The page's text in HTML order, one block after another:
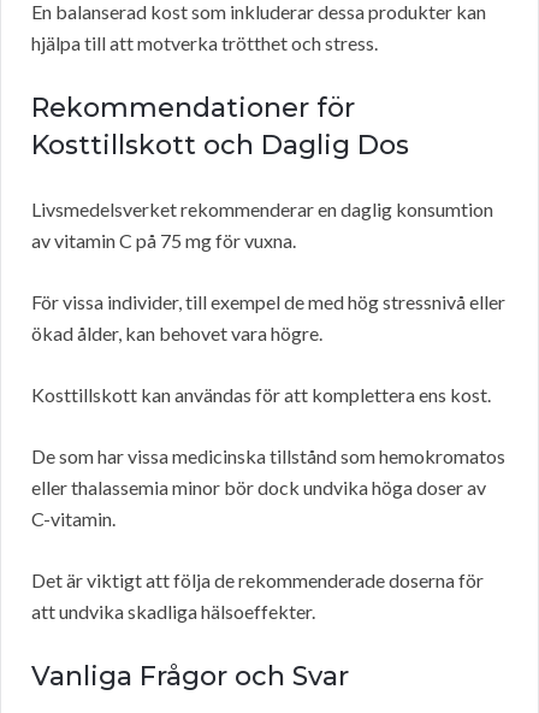
En balanserad kost som inkluderar dessa produkter kan
hjälpa till att motverka trötthet och stress.
Rekommendationer för
Kosttillskott och Daglig Dos
Livsmedelsverket rekommenderar en daglig konsumtion
av vitamin C på 75 mg för vuxna.
För vissa individer, till exempel de med hög stressnivå eller
ökad ålder, kan behovet vara högre.
Kosttillskott kan användas för att komplettera ens kost.
De som har vissa medicinska tillstånd som hemokromatos
eller thalassemia minor bör dock undvika höga doser av
C-vitamin.
Det är viktigt att följa de rekommenderade doserna för
att undvika skadliga hälsoeffekter.
Vanliga Frågor och Svar